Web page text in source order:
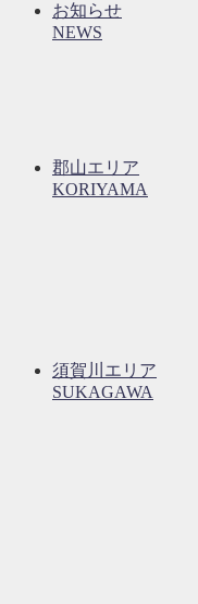
お知らせ
NEWS
郡山エリア
KORIYAMA
須賀川エリア
SUKAGAWA